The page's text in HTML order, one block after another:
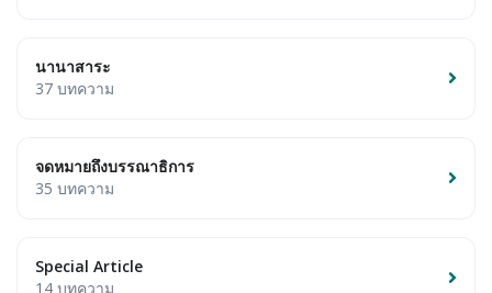
นานาสาระ
37 บทความ
จดหมายถึงบรรณาธิการ
35 บทความ
Special Article
14 บทความ